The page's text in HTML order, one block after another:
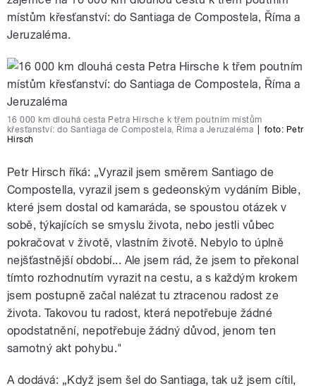
místům křesťanství: do Santiaga de Compostela, Říma a
Jeruzaléma.
16 000 km dlouhá cesta Petra Hirsche k třem poutním místům
křesťanství: do Santiaga de Compostela, Říma a Jeruzaléma
foto: Petr
Hirsch
Petr Hirsch říká: „Vyrazil jsem směrem Santiago de
Compostella, vyrazil jsem s gedeonským vydáním Bible,
které jsem dostal od kamaráda, se spoustou otázek v
sobě, týkajících se smyslu života, nebo jestli vůbec
pokračovat v životě, vlastním životě. Nebylo to úplně
nejšťastnější období... Ale jsem rád, že jsem to překonal
tímto rozhodnutím vyrazit na cestu, a s každým krokem
jsem postupně začal nalézat tu ztracenou radost ze
života. Takovou tu radost, která nepotřebuje žádné
opodstatnění, nepotřebuje žádný důvod, jenom ten
samotný akt pohybu."
A dodává: „Když jsem šel do Santiaga, tak už jsem cítil,